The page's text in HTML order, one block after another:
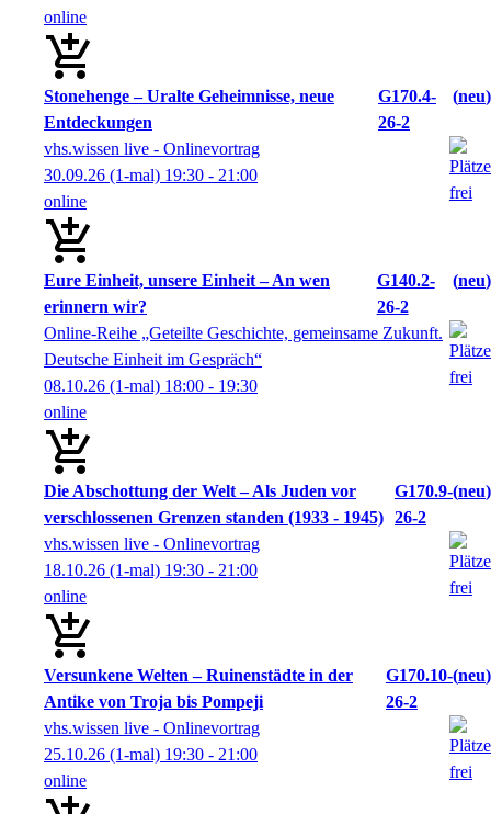
online
Stonehenge – Uralte Geheimnisse, neue
Entdeckungen
G170.4-
26-2
neu
vhs.wissen live - Onlinevortrag
30.09.26 (1-mal) 19:30 - 21:00
online
Eure Einheit, unsere Einheit – An wen
erinnern wir?
G140.2-
26-2
neu
Online-Reihe „Geteilte Geschichte, gemeinsame Zukunft.
Deutsche Einheit im Gespräch“
08.10.26 (1-mal) 18:00 - 19:30
online
Die Abschottung der Welt – Als Juden vor
verschlossenen Grenzen standen (1933 - 1945)
G170.9-
26-2
neu
vhs.wissen live - Onlinevortrag
18.10.26 (1-mal) 19:30 - 21:00
online
Versunkene Welten – Ruinenstädte in der
Antike von Troja bis Pompeji
G170.10-
26-2
neu
vhs.wissen live - Onlinevortrag
25.10.26 (1-mal) 19:30 - 21:00
online